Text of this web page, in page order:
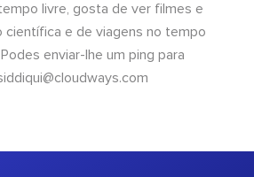
livre, gosta de ver filmes e
científica e de viagens no tempo
enviar-lhe um ping para